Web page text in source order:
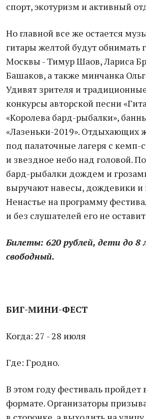
спорт, экотуризм и активный
Но главной все же остается
гитары желтой будут обнимать
Москвы - Тимур Шаов, Лариса
Башаков, а также минчанка
Удивят зрителя и
конкурсы авторской песни
«Королева бард-рыбалки»,
«Лазеньки-2019». Отдыхающих
под палаточные лагеря с кемп-
и звездное небо над головой.
бард-рыбалки дождем и
выручают навесы, дождевики и
Ненастье на программу
и без слушателей его не
Билеты: 620 рублей, дети до 8
свободный.
БИГ-МИНИ-ФЕСТ
Когда: 27 - 28 июля
Где: Гродно.
В этом году фестиваль пройдет
формате. Организаторы